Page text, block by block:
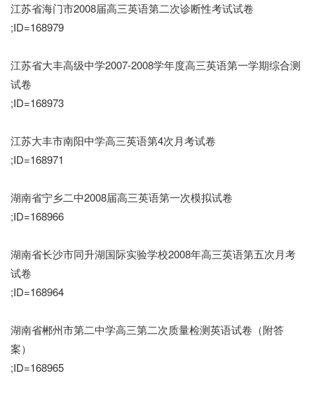
江苏省海门市2008届高三英语第二次诊断性考试试卷
;ID=168979
江苏省大丰高级中学2007-2008学年度高三英语第一学期综合测
试卷
;ID=168973
江苏大丰市南阳中学高三英语第4次月考试卷
;ID=168971
湖南省宁乡二中2008届高三英语第一次模拟试卷
;ID=168966
湖南省长沙市同升湖国际实验学校2008年高三英语第五次月考
试卷
;ID=168964
湖南省郴州市第二中学高三第二次质量检测英语试卷（附答
案）
;ID=168965